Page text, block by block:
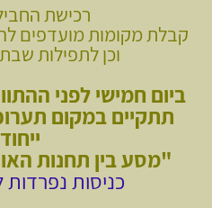
רכישת
קבלת מקומות מועדפים ל
וכן לתפילות
ביום חמישי לפני
תתקיים במקום
"מסע בין תחנות
כניסות